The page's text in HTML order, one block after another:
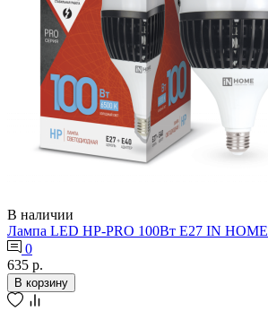
В наличии
Лампа LED HP-PRO 100Вт Е27 IN HOME
0
635 р.
В корзину